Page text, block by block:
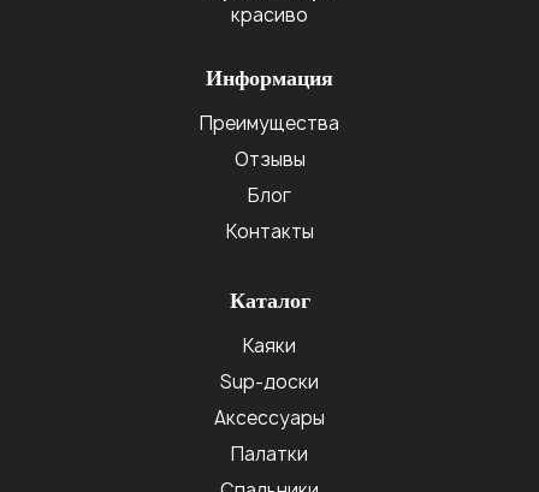
красиво
Информация
Преимущества
Отзывы
Блог
Контакты
Каталог
Каяки
Sup-доски
Аксессуары
Палатки